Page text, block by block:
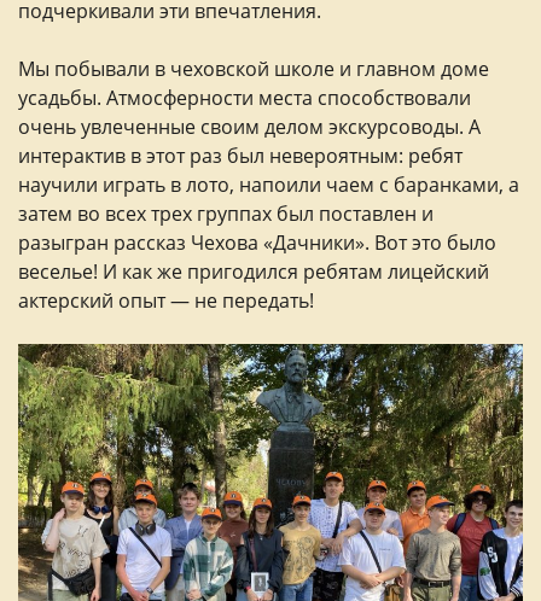
подчеркивали эти впечатления.
Мы побывали в чеховской школе и главном доме
усадьбы. Атмосферности места способствовали
очень увлеченные своим делом экскурсоводы. А
интерактив в этот раз был невероятным: ребят
научили играть в лото, напоили чаем с баранками, а
затем во всех трех группах был поставлен и
разыгран рассказ Чехова «Дачники». Вот это было
веселье! И как же пригодился ребятам лицейский
актерский опыт — не передать!